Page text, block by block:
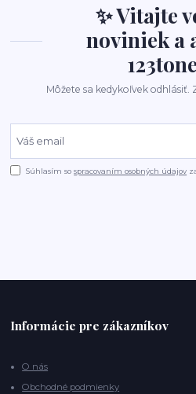
✨ Vitajte
noviniek a
Môžete sa kedykoľvek odhlásiť.
Súhlasím sospracovaním osobných údajov
Informácie pre zákazníkov
O nás
Obchodné podmienky